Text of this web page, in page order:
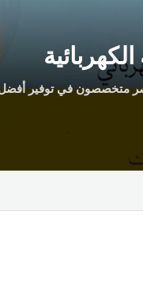
متخصصون في توفير أفضل